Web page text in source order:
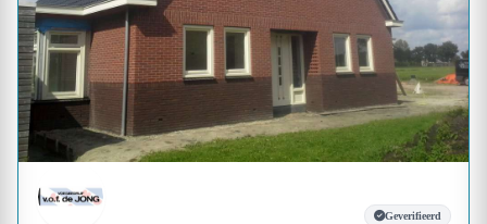
Geverifieerd